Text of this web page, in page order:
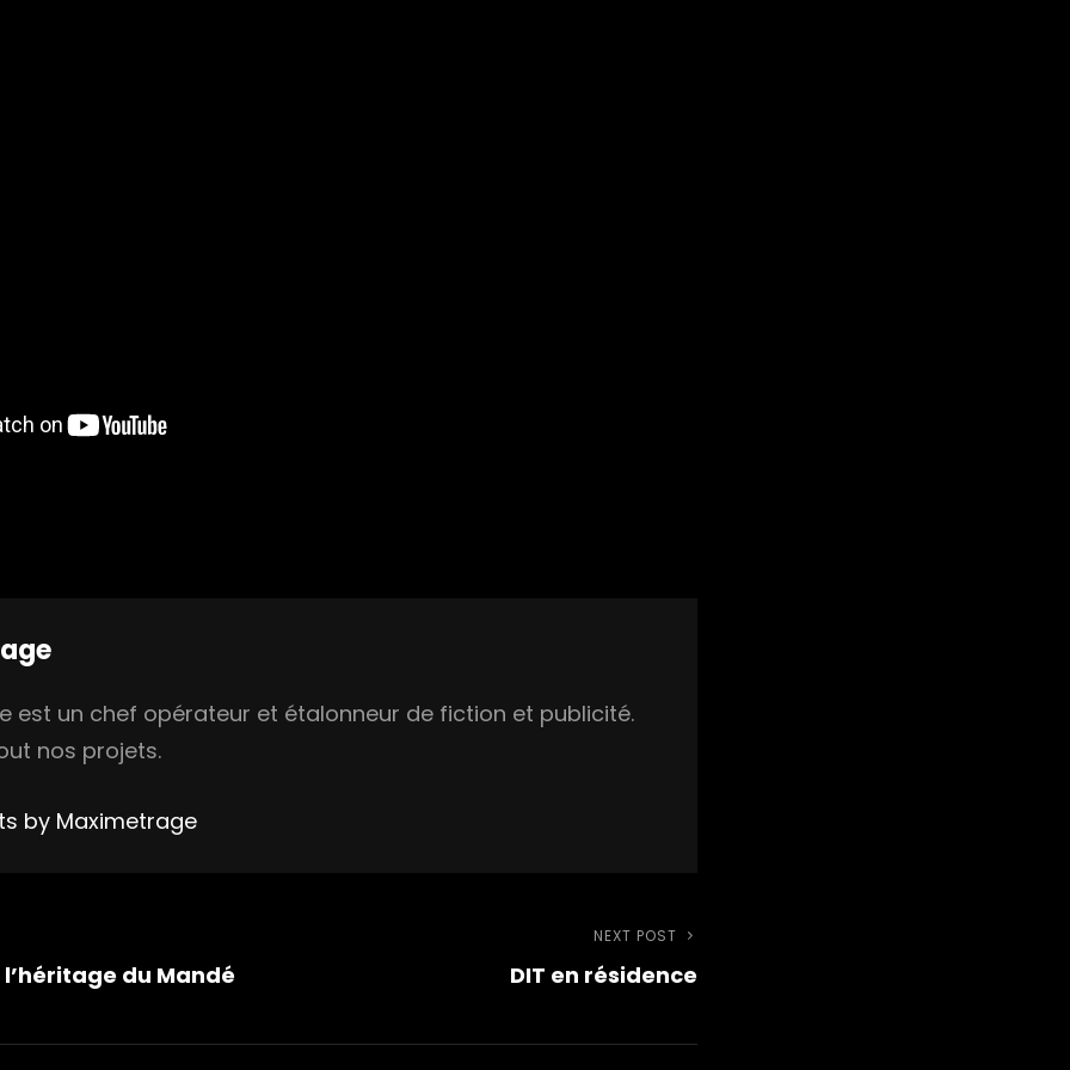
est un chef opérateur et étalonneur de fiction et publicité.
nos projets.
by Maximetrage
du Mandé
NEXT POST
DIT en résidence